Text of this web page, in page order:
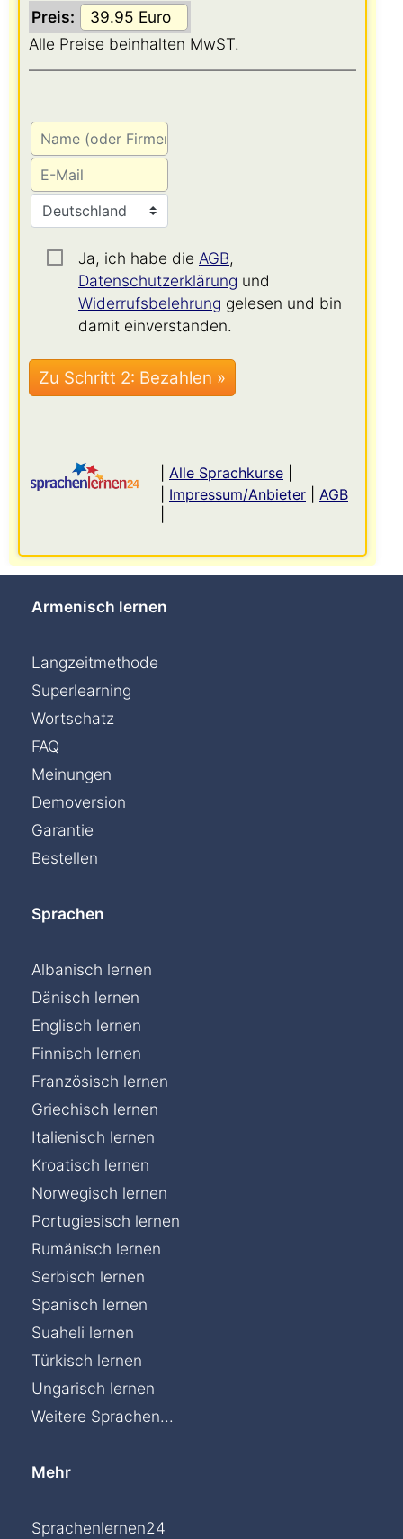
Preis:
Alle Preise beinhalten MwST.
Ja, ich habe die AGB,
Datenschutzerklärung und
Widerrufsbelehrung gelesen und bin
damit einverstanden.
Alle Sprachkurse
Impressum/Anbieter
AGB
Armenisch lernen
Langzeitmethode
Superlearning
Wortschatz
FAQ
Meinungen
Demoversion
Garantie
Bestellen
Sprachen
Albanisch lernen
Dänisch lernen
Englisch lernen
Finnisch lernen
Französisch lernen
Griechisch lernen
Italienisch lernen
Kroatisch lernen
Norwegisch lernen
Portugiesisch lernen
Rumänisch lernen
Serbisch lernen
Spanisch lernen
Suaheli lernen
Türkisch lernen
Ungarisch lernen
Weitere Sprachen...
Mehr
Sprachenlernen24